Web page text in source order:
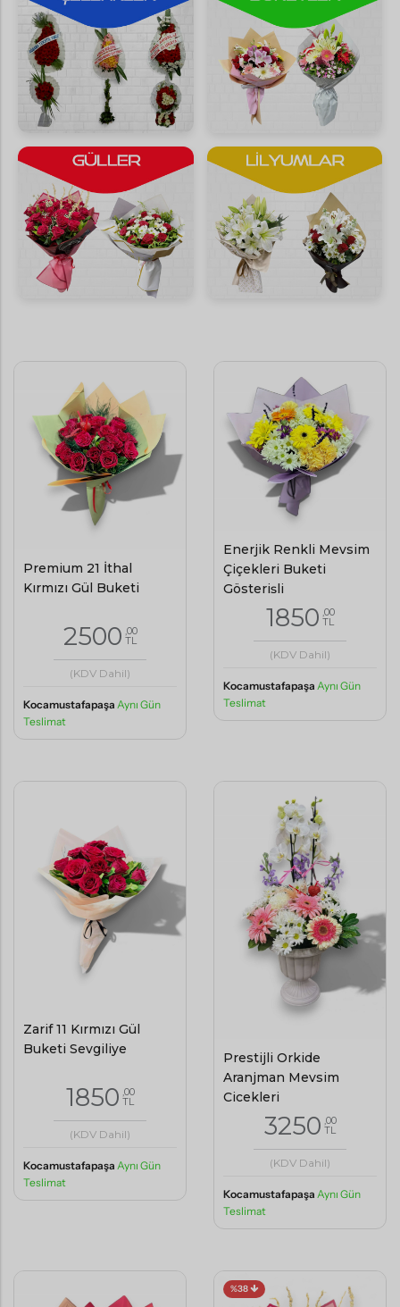
Premium 21 İthal
Kırmızı Gül Buketi
2500 ,00
TL
(KDV Dahil)
Kocamustafapaşa Aynı Gün
Teslimat
Enerjik Renkli Mevsim
Çiçekleri Buketi
Gösterişli
1850 ,00
TL
(KDV Dahil)
Kocamustafapaşa Aynı Gün
Teslimat
Zarif 11 Kırmızı Gül
Buketi Sevgiliye
1850 ,00
TL
(KDV Dahil)
Kocamustafapaşa Aynı Gün
Teslimat
Prestijli Orkide
Aranjman Mevsim
Çiçekleri
3250 ,00
TL
(KDV Dahil)
Kocamustafapaşa Aynı Gün
Teslimat
%38